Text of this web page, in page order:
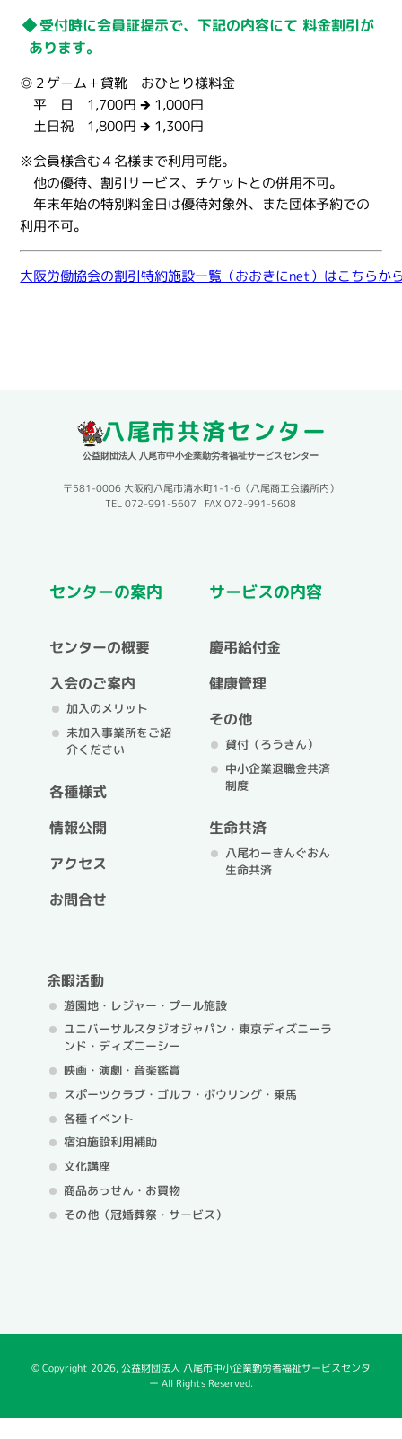
受付時に会員証提示で、下記の内容にて 料金割引が
あります。
◎２ゲーム＋貸靴 おひとり様料金
平 日 1,700円 🡺 1,000円
土日祝 1,800円 🡺 1,300円
※会員様含む４名様まで利用可能。
他の優待、割引サービス、チケットとの併用不可。
年末年始の特別料金日は優待対象外、また団体予約での
利用不可。
大阪労働協会の割引特約施設一覧（おおきにnet）はこちらか
八尾市共済センター
公益財団法人 八尾市中小企業勤労者福祉サービスセンター
〒581-0006 大阪府八尾市清水町1-1-6（八尾商工会議所内）
TEL 072-991-5607 FAX 072-991-5608
センターの案内
センターの概要
入会のご案内
加入のメリット
未加入事業所をご紹
介ください
各種様式
情報公開
アクセス
お問合せ
サービスの内容
慶弔給付金
健康管理
その他
貸付（ろうきん）
中小企業退職金共済
制度
生命共済
八尾わーきんぐおん
生命共済
余暇活動
遊園地・レジャー・プール施設
ユニバーサルスタジオジャパン・ 東京ディズニーラ
ンド・ディズニーシー
映画・演劇・音楽鑑賞
スポーツクラブ・ゴルフ・ ボウリング・乗馬
各種イベント
宿泊施設利用補助
文化講座
商品あっせん・お買物
その他（冠婚葬祭・サービス）
© Copyright 2026, 公益財団法人 八尾市中小企業勤労者福祉サービスセンタ
ー All Rights Reserved.